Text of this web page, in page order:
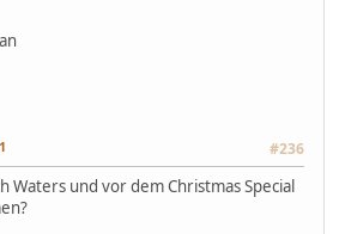
#236
Waters und vor dem Christmas Special